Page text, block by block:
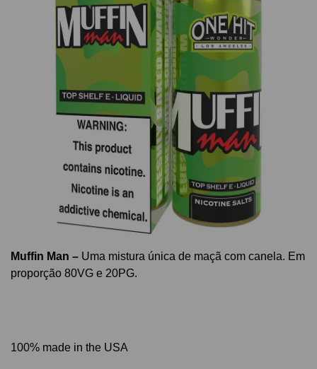
Muffin Man – Uma mistura única de maçã com canela. Em
proporção 80VG e 20PG.
100% made in the USA